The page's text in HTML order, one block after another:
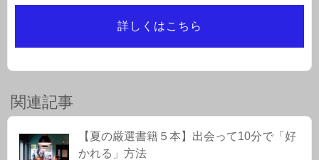
詳しくはこちら
関連記事
【夏の厳選書籍５本】出会って10分で「好
かれる」方法